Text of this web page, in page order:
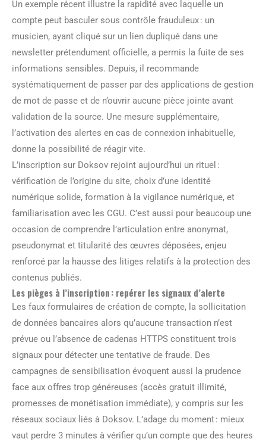
Un exemple récent illustre la rapidité avec laquelle un
compte peut basculer sous contrôle frauduleux : un
musicien, ayant cliqué sur un lien dupliqué dans une
newsletter prétendument officielle, a permis la fuite de ses
informations sensibles. Depuis, il recommande
systématiquement de passer par des applications de gestion
de mot de passe et de n’ouvrir aucune pièce jointe avant
validation de la source. Une mesure supplémentaire,
l’activation des alertes en cas de connexion inhabituelle,
donne la possibilité de réagir vite.
L’inscription sur Doksov rejoint aujourd’hui un rituel :
vérification de l’origine du site, choix d’une identité
numérique solide, formation à la vigilance numérique, et
familiarisation avec les CGU. C’est aussi pour beaucoup une
occasion de comprendre l’articulation entre anonymat,
pseudonymat et titularité des œuvres déposées, enjeu
renforcé par la hausse des litiges relatifs à la protection des
contenus publiés.
Les pièges à l’inscription : repérer les signaux d’alerte
Les faux formulaires de création de compte, la sollicitation
de données bancaires alors qu’aucune transaction n’est
prévue ou l’absence de cadenas HTTPS constituent trois
signaux pour détecter une tentative de fraude. Des
campagnes de sensibilisation évoquent aussi la prudence
face aux offres trop généreuses (accès gratuit illimité,
promesses de monétisation immédiate), y compris sur les
réseaux sociaux liés à Doksov. L’adage du moment : mieux
vaut perdre 3 minutes à vérifier qu’un compte que des heures